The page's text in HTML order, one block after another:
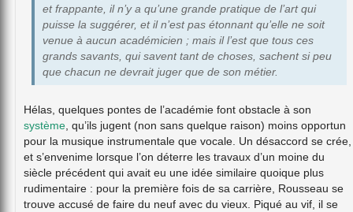
et frappante, il n’y a qu’une grande pratique de l’art qui
puisse la suggérer, et il n’est pas étonnant qu’elle ne soit
venue à aucun académicien ; mais il l’est que tous ces
grands savants, qui savent tant de choses, sachent si peu
que chacun ne devrait juger que de son métier.
Hélas, quelques pontes de l’académie font obstacle à son
système , qu’ils jugent (non sans quelque raison) moins opportun
pour la musique instrumentale que vocale. Un désaccord se crée,
et s’envenime lorsque l’on déterre les travaux d’un moine du
siècle précédent qui avait eu une idée similaire quoique plus
rudimentaire : pour la première fois de sa carrière, Rousseau se
trouve accusé de faire du neuf avec du vieux. Piqué au vif, il se